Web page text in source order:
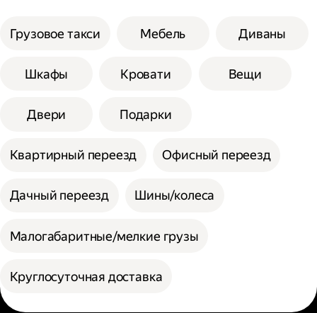
Грузовое такси Мебель Диваны
Шкафы Кровати Вещи
Двери Подарки
Квартирный переезд Офисный переезд
Дачный переезд Шины/колеса
Малогабаритные/мелкие грузы
Круглосуточная доставка